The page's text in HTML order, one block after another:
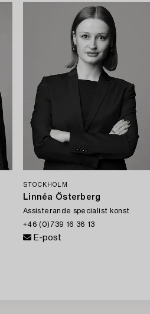
STOCKHOLM
Linnéa Österberg
Assisterande specialist konst
+46 (0)739 16 36 13
E-post